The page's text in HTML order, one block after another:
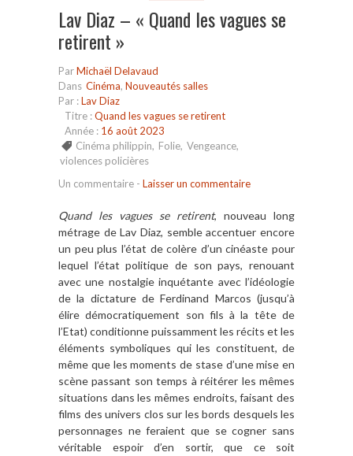
Lav Diaz – « Quand les vagues se
retirent »
ParMichaël Delavaud
Dans Cinéma, Nouveautés salles
Par :Lav Diaz
Titre :Quand les vagues se retirent
Année : 16 août 2023
Cinéma philippin, Folie, Vengeance,
violences policières
Un commentaire - Laisser un commentaire
Quand les vagues se retirent, nouveau long
métrage de Lav Diaz, semble accentuer encore
un peu plus l’état de colère d’un cinéaste pour
lequel l’état politique de son pays, renouant
avec une nostalgie inquétante avec l’idéologie
de la dictature de Ferdinand Marcos (jusqu’à
élire démocratiquement son fils à la tête de
l’Etat) conditionne puissamment les récits et les
éléments symboliques qui les constituent, de
même que les moments de stase d’une mise en
scène passant son temps à réitérer les mêmes
situations dans les mêmes endroits, faisant des
films des univers clos sur les bords desquels les
personnages ne feraient que se cogner sans
véritable espoir d’en sortir, que ce soit